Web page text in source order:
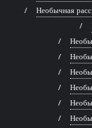
Необычная